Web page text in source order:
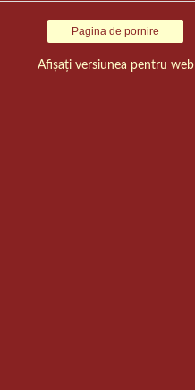
Pagina de pornire
Afișați versiunea pentru web